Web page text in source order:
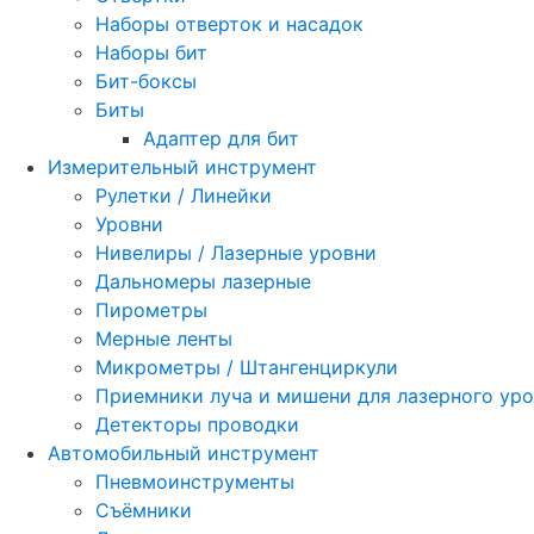
Наборы отверток и насадок
Наборы бит
Бит-боксы
Биты
Адаптер для бит
Измерительный инструмент
Рулетки / Линейки
Уровни
Нивелиры / Лазерные уровни
Дальномеры лазерные
Пирометры
Мерные ленты
Микрометры / Штангенциркули
Приемники луча и мишени для лазерного
Детекторы проводки
Автомобильный инструмент
Пневмоинструменты
Съёмники